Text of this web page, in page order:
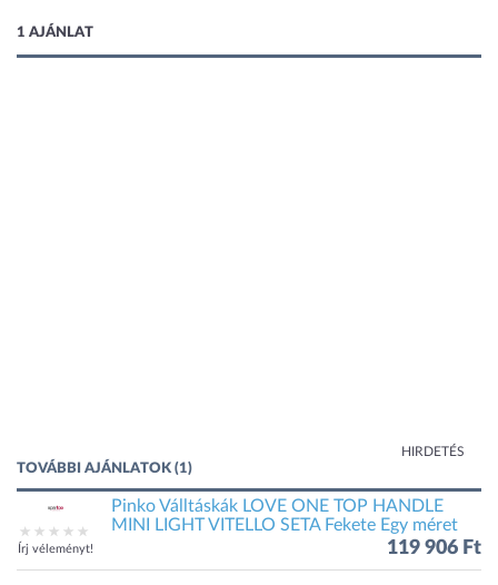
1 AJÁNLAT
HIRDETÉS
TOVÁBBI AJÁNLATOK (1)
Írj véleményt!
Pinko Válltáskák LOVE ONE TOP HANDLE
MINI LIGHT VITELLO SETA Fekete Egy méret
119 906 Ft